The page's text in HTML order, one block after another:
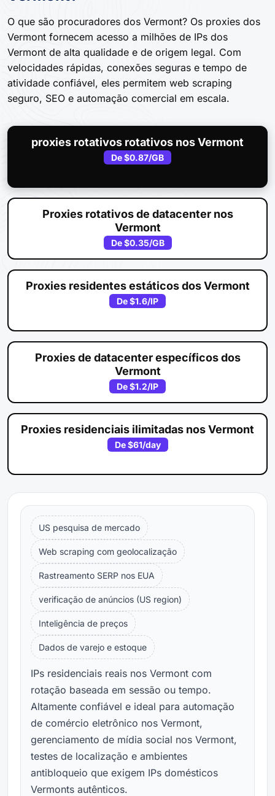
O que são procuradores dos Vermont? Os proxies dos
Vermont fornecem acesso a milhões de IPs dos
Vermont de alta qualidade e de origem legal. Com
velocidades rápidas, conexões seguras e tempo de
atividade confiável, eles permitem web scraping
seguro, SEO e automação comercial em escala.
proxies rotativos rotativos nos Vermont
De$0.87/GB
Proxies rotativos de datacenter nos
Vermont
De$0.35/GB
Proxies residentes estáticos dos Vermont
De$1.6/IP
Proxies de datacenter específicos dos
Vermont
De$1.2/IP
Proxies residenciais ilimitadas nos Vermont
De$61/day
US pesquisa de mercado
Web scraping com geolocalização
Rastreamento SERP nos EUA
verificação de anúncios (US region)
Inteligência de preços
Dados de varejo e estoque
IPs residenciais reais nos Vermont com
rotação baseada em sessão ou tempo.
Altamente confiável e ideal para automação
de comércio eletrônico nos Vermont,
gerenciamento de mídia social nos Vermont,
testes de localização e ambientes
antibloqueio que exigem IPs domésticos
Vermonts autênticos.